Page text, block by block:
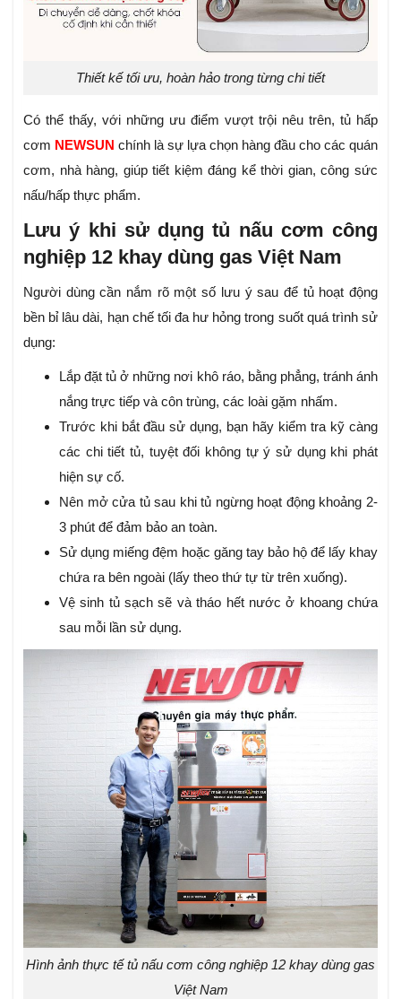
Thiết kế tối ưu, hoàn hảo trong từng chi tiết
Có thể thấy, với những ưu điểm vượt trội nêu trên, tủ hấp
cơm NEWSUN chính là sự lựa chọn hàng đầu cho các quán
cơm, nhà hàng, giúp tiết kiệm đáng kể thời gian, công sức
nấu/hấp thực phẩm.
Lưu ý khi sử dụng tủ nấu cơm công
nghiệp 12 khay dùng gas Việt Nam
Người dùng cần nắm rõ một số lưu ý sau để tủ hoạt động
bền bỉ lâu dài, hạn chế tối đa hư hỏng trong suốt quá trình sử
dụng:
Lắp đặt tủ ở những nơi khô ráo, bằng phẳng, tránh ánh
nắng trực tiếp và côn trùng, các loài gặm nhấm.
Trước khi bắt đầu sử dụng, bạn hãy kiểm tra kỹ càng
các chi tiết tủ, tuyệt đối không tự ý sử dụng khi phát
hiện sự cố.
Nên mở cửa tủ sau khi tủ ngừng hoạt động khoảng 2-
3 phút để đảm bảo an toàn.
Sử dụng miếng đệm hoặc găng tay bảo hộ để lấy khay
chứa ra bên ngoài (lấy theo thứ tự từ trên xuống).
Vệ sinh tủ sạch sẽ và tháo hết nước ở khoang chứa
sau mỗi lần sử dụng.
Hình ảnh thực tế tủ nấu cơm công nghiệp 12 khay dùng gas
Việt Nam